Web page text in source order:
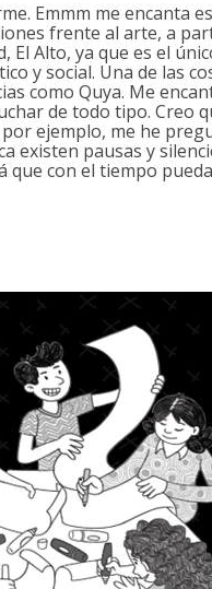
Emmm me encanta
frente al arte, a
El Alto, ya que es el
y social. Una de las
como Quya. Me
de todo tipo. Creo
ejemplo, me he
existen pausas y
con el tiempo